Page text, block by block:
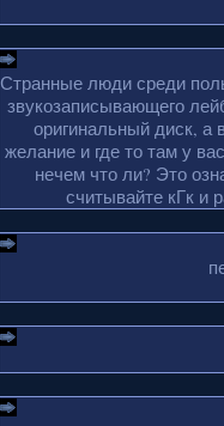
Странные люди среди
звукозаписывающего
оригинальный диск, а
желание и где то там у
нечем что ли? Это
считывайте кГк и